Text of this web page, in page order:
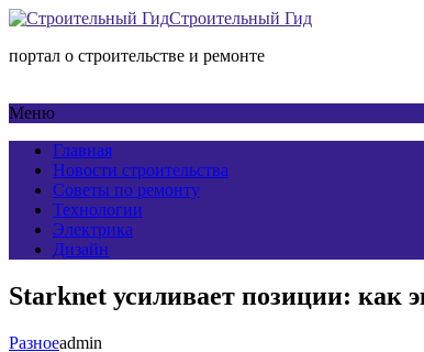
Строительный Гид
портал о строительстве и ремонте
Меню
Главная
Новости строительства
Советы по ремонту
Технологии
Электрика
Дизайн
Starknet усиливает позиции: как
Разноеadmin